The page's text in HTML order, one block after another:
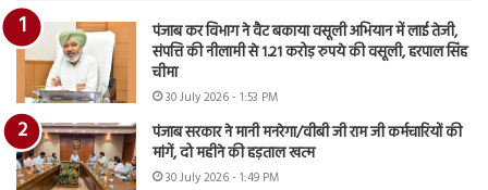
पंजाब कर विभाग ने वैट बकाया वसूली अभियान में लाई तेजी,
संपत्ति की नीलामी से 1.21 करोड़ रुपये की वसूली, हरपाल सिंह
चीमा
30 July 2026 - 1:53 PM
पंजाब सरकार ने मानी मनरेगा/वीबी जी राम जी कर्मचारियों की
मांगें, दो महीने की हड़ताल खत्म
30 July 2026 - 1:49 PM